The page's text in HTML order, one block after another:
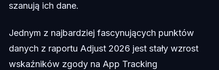
szanują ich dane.
Jednym z najbardziej fascynujących punktów
danych z raportu Adjust 2026 jest stały wzrost
wskaźników zgody na App Tracking